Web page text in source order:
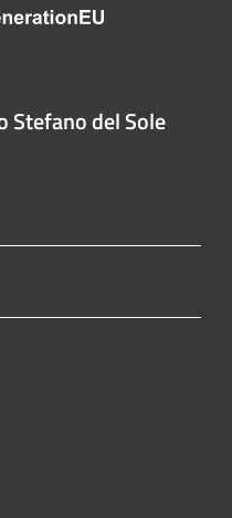
Stefano del Sole